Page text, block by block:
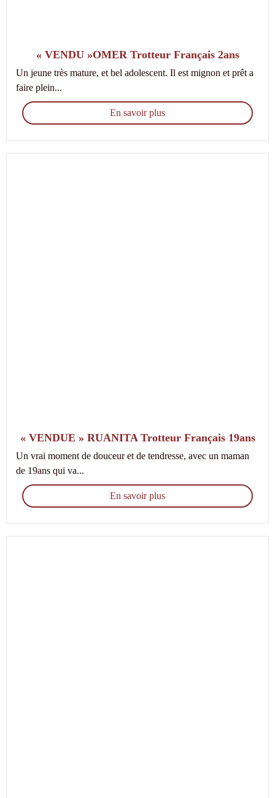
« VENDU »OMER Trotteur Français 2ans
Un jeune très mature, et bel adolescent. Il est mignon et prêt a
faire plein...
En savoir plus
« VENDUE » RUANITA Trotteur Français 19ans
Un vrai moment de douceur et de tendresse, avec un maman
de 19ans qui va...
En savoir plus